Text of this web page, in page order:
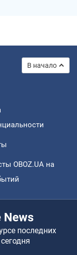
В начало
OBOZ.UA на
News
последних